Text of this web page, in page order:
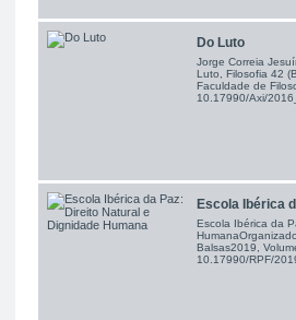
Do Luto
Jorge Correia
Luto, Filosofia 42
Faculdade de
10.17990/Axi/
Escola Ibérica
Escola Ibérica da
Balsas2019,
10.17990/RPF/